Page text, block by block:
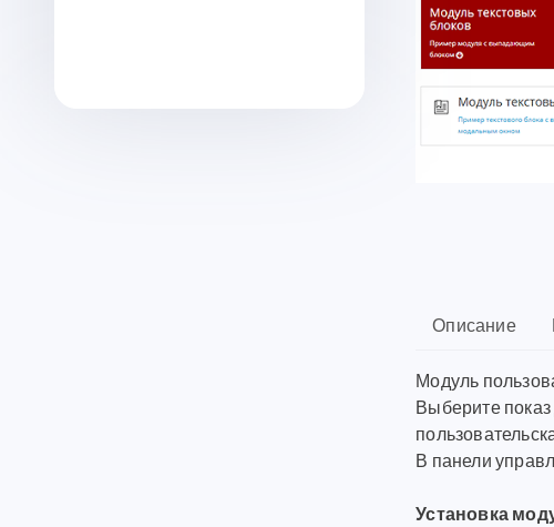
Описание
Модуль
Выберите
В панели
Установка